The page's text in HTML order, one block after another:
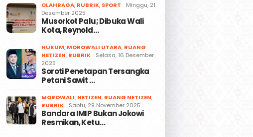
OLAHRAGA, RUBRIK, SPORT
Minggu, 21
Desember 2025
Musorkot Palu; Dibuka Wali
Kota, Reynold…
HUKUM, MOROWALI UTARA, RUANG
NETIZEN, RUBRIK
Selasa, 16 Desember
2025
Soroti Penetapan Tersangka
Petani Sawit …
MOROWALI, NETIZEN, RUANG NETIZEN,
RUBRIK
Sabtu, 29 November 2025
Bandara IMIP Bukan Jokowi
Resmikan, Ketu…